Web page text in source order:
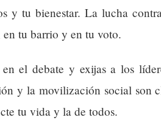
y tu bienestar. La lucha
tu barrio y en tu voto.
el debate y exijas a los
y la movilización social son
tu vida y la de todos.